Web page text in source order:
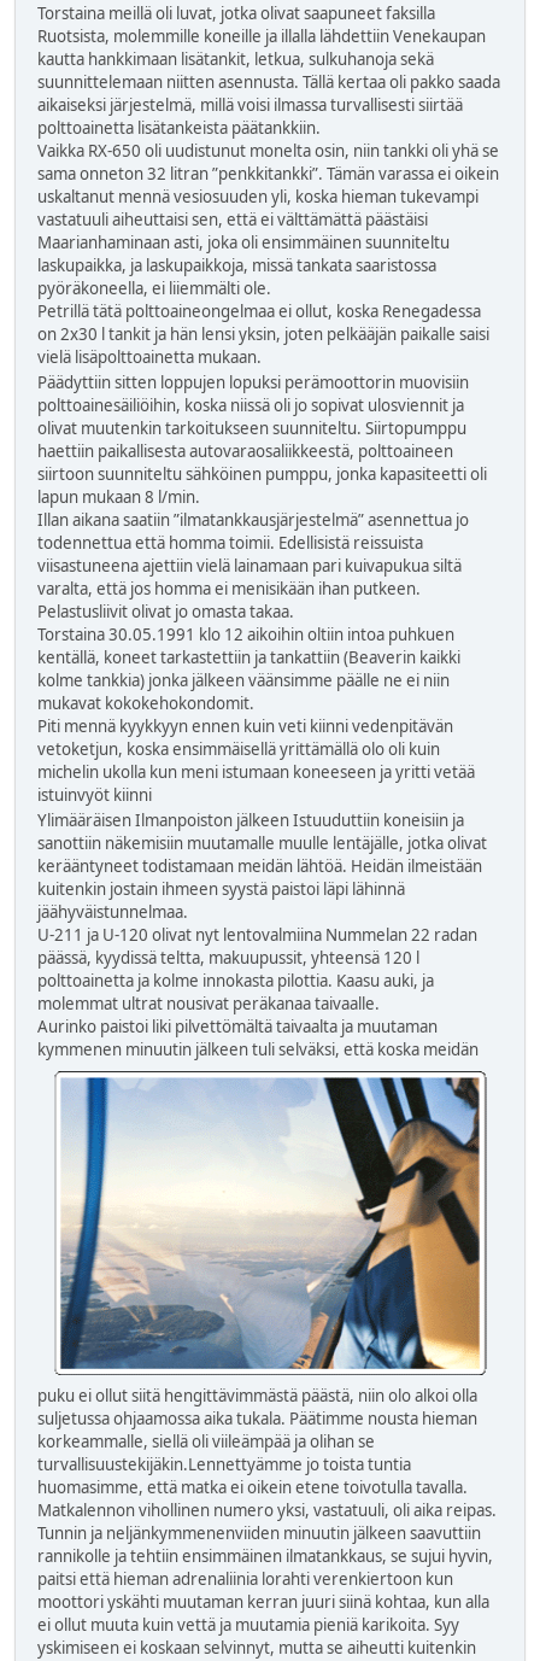
Torstaina meillä oli luvat, jotka olivat saapuneet faksilla
Ruotsista, molemmille koneille ja illalla lähdettiin Venekaupan
kautta hankkimaan lisätankit, letkua, sulkuhanoja sekä
suunnittelemaan niitten asennusta. Tällä kertaa oli pakko saada
aikaiseksi järjestelmä, millä voisi ilmassa turvallisesti siirtää
polttoainetta lisätankeista päätankkiin.
Vaikka RX-650 oli uudistunut monelta osin, niin tankki oli yhä se
sama onneton 32 litran ”penkkitankki”. Tämän varassa ei oikein
uskaltanut mennä vesiosuuden yli, koska hieman tukevampi
vastatuuli aiheuttaisi sen, että ei välttämättä päästäisi
Maarianhaminaan asti, joka oli ensimmäinen suunniteltu
laskupaikka, ja laskupaikkoja, missä tankata saaristossa
pyöräkoneella, ei liiemmälti ole.
Petrillä tätä polttoaineongelmaa ei ollut, koska Renegadessa
on 2x30 l tankit ja hän lensi yksin, joten pelkääjän paikalle saisi
vielä lisäpolttoainetta mukaan.
Päädyttiin sitten loppujen lopuksi perämoottorin muovisiin
polttoainesäiliöihin, koska niissä oli jo sopivat ulosviennit ja
olivat muutenkin tarkoitukseen suunniteltu. Siirtopumppu
haettiin paikallisesta autovaraosaliikkeestä, polttoaineen
siirtoon suunniteltu sähköinen pumppu, jonka kapasiteetti oli
lapun mukaan 8 l/min.
Illan aikana saatiin ”ilmatankkausjärjestelmä” asennettua jo
todennettua että homma toimii. Edellisistä reissuista
viisastuneena ajettiin vielä lainamaan pari kuivapukua siltä
varalta, että jos homma ei menisikään ihan putkeen.
Pelastusliivit olivat jo omasta takaa.
Torstaina 30.05.1991 klo 12 aikoihin oltiin intoa puhkuen
kentällä, koneet tarkastettiin ja tankattiin (Beaverin kaikki
kolme tankkia) jonka jälkeen väänsimme päälle ne ei niin
mukavat kokokehokondomit.
Piti mennä kyykkyyn ennen kuin veti kiinni vedenpitävän
vetoketjun, koska ensimmäisellä yrittämällä olo oli kuin
michelin ukolla kun meni istumaan koneeseen ja yritti vetää
istuinvyöt kiinni
Ylimääräisen Ilmanpoiston jälkeen Istuuduttiin koneisiin ja
sanottiin näkemisiin muutamalle muulle lentäjälle, jotka olivat
kerääntyneet todistamaan meidän lähtöä. Heidän ilmeistään
kuitenkin jostain ihmeen syystä paistoi läpi lähinnä
jäähyväistunnelmaa.
U-211 ja U-120 olivat nyt lentovalmiina Nummelan 22 radan
päässä, kyydissä teltta, makuupussit, yhteensä 120 l
polttoainetta ja kolme innokasta pilottia. Kaasu auki, ja
molemmat ultrat nousivat peräkanaa taivaalle.
Aurinko paistoi liki pilvettömältä taivaalta ja muutaman
kymmenen minuutin jälkeen tuli selväksi, että koska meidän
puku ei ollut siitä hengittävimmästä päästä, niin olo alkoi olla
suljetussa ohjaamossa aika tukala. Päätimme nousta hieman
korkeammalle, siellä oli viileämpää ja olihan se
turvallisuustekijäkin.Lennettyämme jo toista tuntia
huomasimme, että matka ei oikein etene toivotulla tavalla.
Matkalennon vihollinen numero yksi, vastatuuli, oli aika reipas.
Tunnin ja neljänkymmenenviiden minuutin jälkeen saavuttiin
rannikolle ja tehtiin ensimmäinen ilmatankkaus, se sujui hyvin,
paitsi että hieman adrenaliinia lorahti verenkiertoon kun
moottori yskähti muutaman kerran juuri siinä kohtaa, kun alla
ei ollut muuta kuin vettä ja muutamia pieniä karikoita. Syy
yskimiseen ei koskaan selvinnyt, mutta se aiheutti kuitenkin